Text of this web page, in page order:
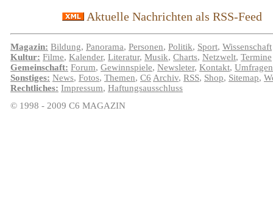
Aktuelle Nachrichten als RSS-Feed
Magazin: Bildung, Panorama, Personen, Politik, Sport, Wissenschaft
Kultur: Filme, Kalender, Literatur, Musik, Charts, Netzwelt, Termine
Gemeinschaft: Forum, Gewinnspiele, Newsleter, Kontakt, Umfragen
Sonstiges: News, Fotos, Themen, C6 Archiv, RSS, Shop, Sitemap,
Rechtliches: Impressum, Haftungsausschluss
© 1998 - 2009 C6 MAGAZIN